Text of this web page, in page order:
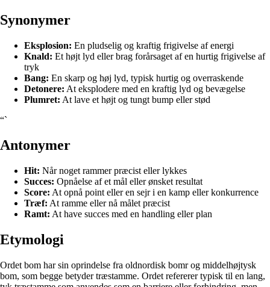
Synonymer
Eksplosion: En pludselig og kraftig frigivelse af energi
Knald: Et højt lyd eller brag forårsaget af en hurtig frigivelse af
tryk
Bang: En skarp og høj lyd, typisk hurtig og overraskende
Detonere: At eksplodere med en kraftig lyd og bevægelse
Plumret: At lave et højt og tungt bump eller stød
“`
Antonymer
Hit: Når noget rammer præcist eller lykkes
Succes: Opnåelse af et mål eller ønsket resultat
Score: At opnå point eller en sejr i en kamp eller konkurrence
Træf: At ramme eller nå målet præcist
Ramt: At have succes med en handling eller plan
Etymologi
Ordet bom har sin oprindelse fra oldnordisk bomr og middelhøjtysk
bom, som begge betyder træstamme. Ordet refererer typisk til en lang,